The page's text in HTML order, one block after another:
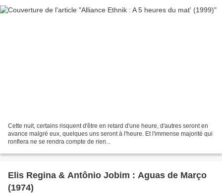
Cette nuit, certains risquent d'être en retard d'une heure, d'autres seront en
avance malgré eux, quelques uns seront à l'heure. Et l'immense majorité qui
ronflera ne se rendra compte de rien...
Elis Regina & Antônio Jobim : Aguas de Março
(1974)